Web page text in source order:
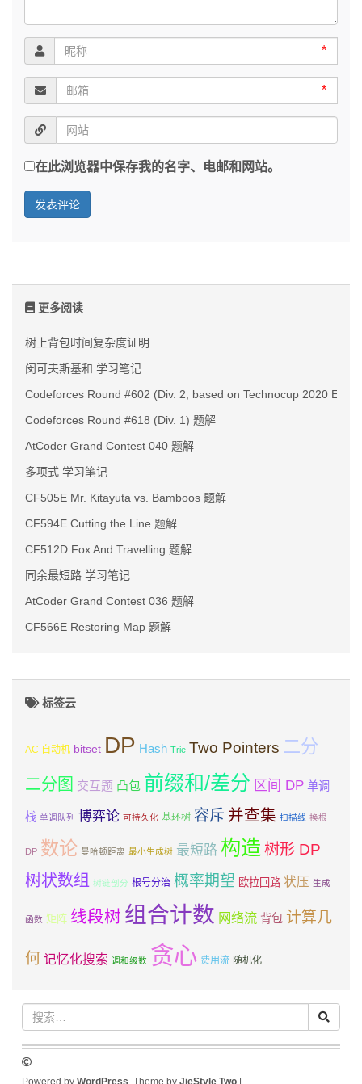
*
*
在此浏览器中保存我的名字、电邮和网站。
更多阅读
树上背包时间复杂度证明
闵可夫斯基和 学习笔记
Codeforces Round #602 (Div. 2, based on Technocup 2020
Codeforces Round #618 (Div. 1) 题解
AtCoder Grand Contest 040 题解
多项式 学习笔记
CF505E Mr. Kitayuta vs. Bamboos 题解
CF594E Cutting the Line 题解
CF512D Fox And Travelling 题解
同余最短路 学习笔记
AtCoder Grand Contest 036 题解
CF566E Restoring Map 题解
标签云
AC 自动机 bitset DP Hash Trie Two Pointers 二分
二分图 交互题 凸包 前缀和/差分 区间 DP 单调
栈 单调队列 博弈论 可持久化 基环树 容斥 并查集 扫描线 换根
DP 数论 曼哈顿距离 最小生成树 最短路 构造 树形 DP
树状数组 树链剖分 根号分治 概率期望 欧拉回路 状压 生成
函数 矩阵 线段树 组合计数 网络流 背包 计算几
何 记忆化搜索 调和级数 贪心 费用流 随机化